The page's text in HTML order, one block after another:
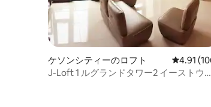
ケソンシティーのロフト レビュー
4.91
J-Loft 1 ルグランドタワー2 イーストウッ